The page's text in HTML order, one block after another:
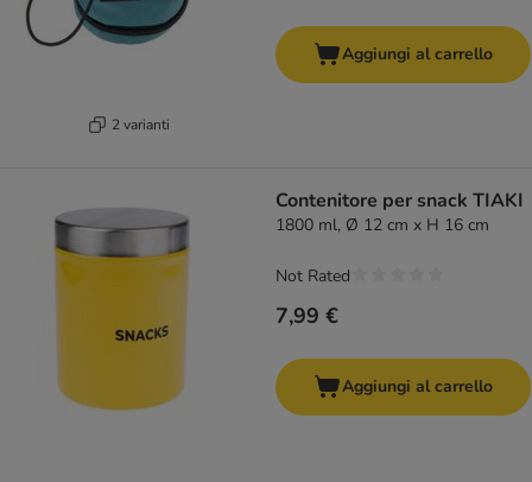
2 varianti
Aggiungi al carrello
Contenitore per snack TIAKI
1800 ml, Ø 12 cm x H 16 cm
7,99 €
Not Rated
Aggiungi al carrello